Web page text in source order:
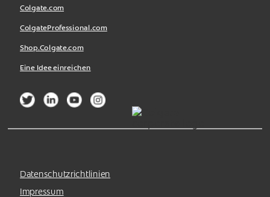
Colgate.com
ColgateProfessional.com
Shop.Colgate.com
Eine Idee einreichen
Datenschutzrichtlinien
Impressum